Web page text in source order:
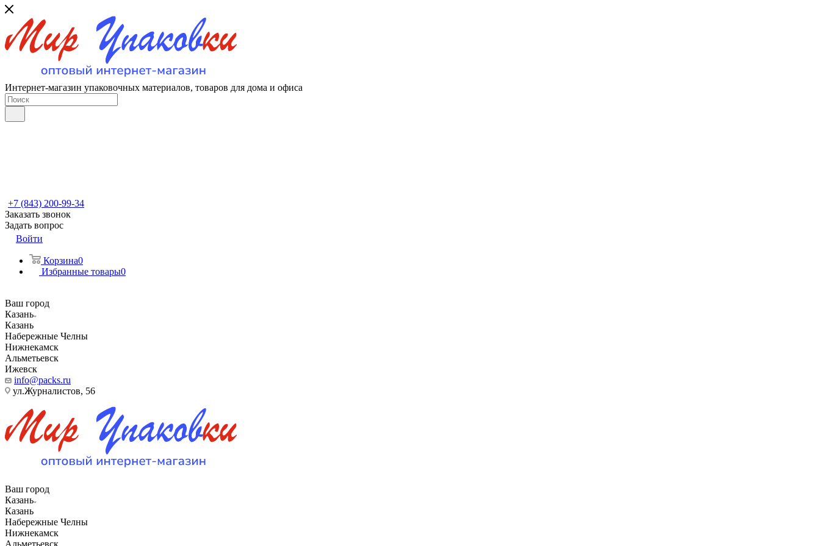
Интернет-магазин упаковочных материалов, товаров для дома и офиса
+7 (843) 200-99-34
Заказать звонок
Задать вопрос
Войти
Корзина0
Избранные товары0
Ваш город
Казань
Казань
Набережные Челны
Нижнекамск
Альметьевск
Ижевск
info@packs.ru
ул.Журналистов, 56
Ваш город
Казань
Казань
Набережные Челны
Нижнекамск
Альметьевск